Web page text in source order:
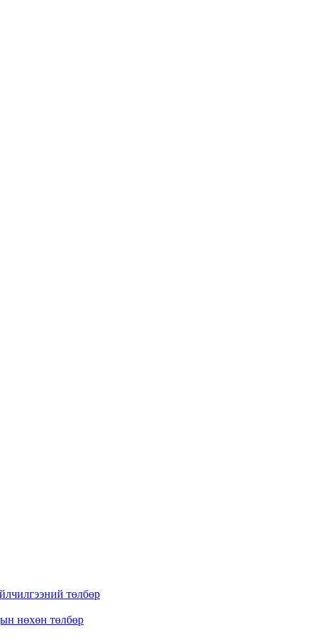
төлбөр
нөхөн төлбөр